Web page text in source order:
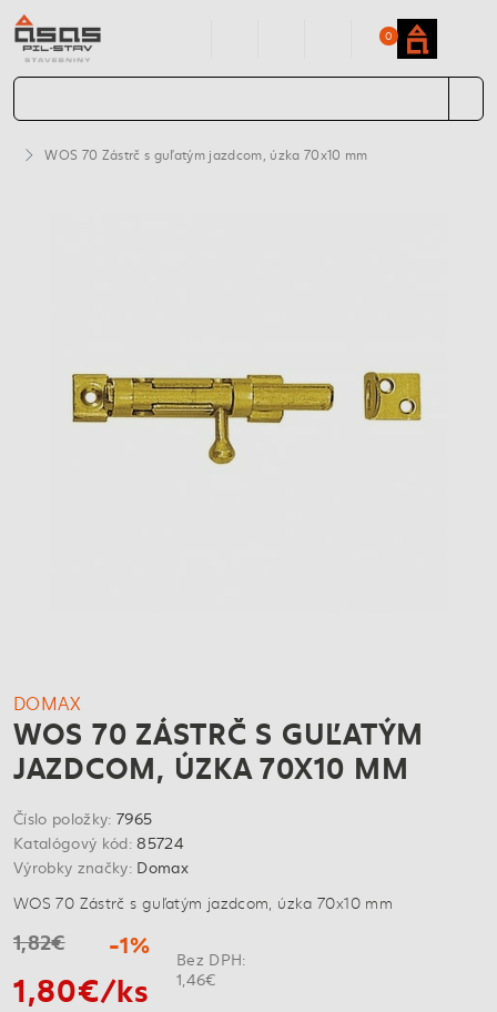
0
WOS 70 Zástrč s guľatým jazdcom, úzka 70x10 mm
DOMAX
WOS 70 ZÁSTRČ S GUĽATÝM
JAZDCOM, ÚZKA 70X10 MM
Číslo položky: 7965
Katalógový kód:85724
Výrobky značky: Domax
WOS 70 Zástrč s guľatým jazdcom, úzka 70x10 mm
1,82€ -1%
1,80€/ks
Bez DPH:
1,46€